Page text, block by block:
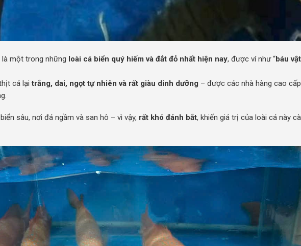
là một trong những loài cá biển quý hiếm và đắt đỏ nhất hiện nay, được ví như “báu
cá lạitrắng, dai, ngọt tự nhiên và rất giàu dinh dưỡng – được các nhà hàng cao
sâu, nơi đá ngầm và san hô – vì vậy, rất khó đánh bắt, khiến giá trị của loài cá này